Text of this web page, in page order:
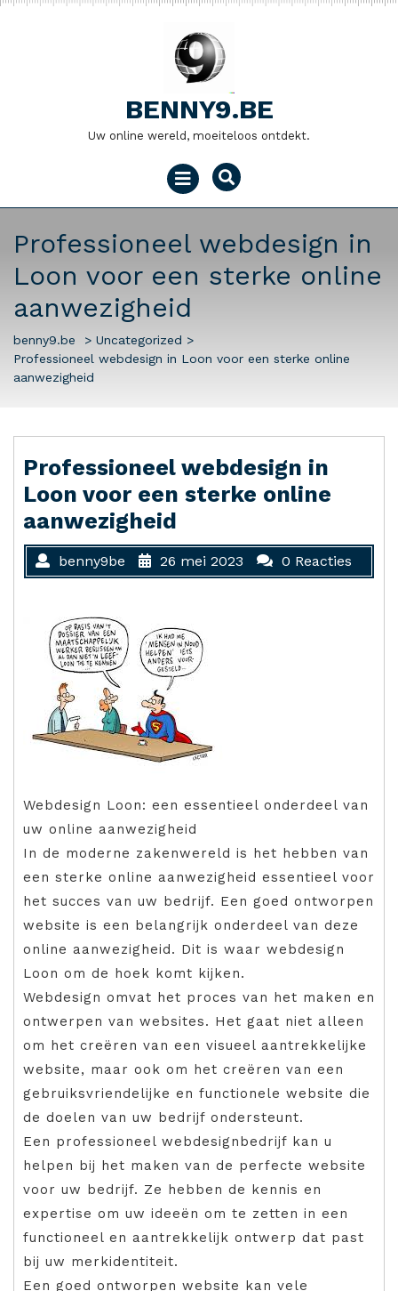
Naar
BENNY9.BE
Uw online wereld, moeiteloos ontdekt.
Menu
openen
Professioneel webdesign in
Loon voor een sterke online
aanwezigheid
benny9.be > Uncategorized >
Professioneel webdesign in Loon voor een sterke online
aanwezigheid
Professioneel webdesign in
Loon voor een sterke online
aanwezigheid
benny9be 26 mei 2023 0 Reacties
Webdesign Loon: een essentieel onderdeel van
uw online aanwezigheid
In de moderne zakenwereld is het hebben van
een sterke online aanwezigheid essentieel voor
het succes van uw bedrijf. Een goed ontworpen
website is een belangrijk onderdeel van deze
online aanwezigheid. Dit is waar webdesign
Loon om de hoek komt kijken.
Webdesign omvat het proces van het maken en
ontwerpen van websites. Het gaat niet alleen
om het creëren van een visueel aantrekkelijke
website, maar ook om het creëren van een
gebruiksvriendelijke en functionele website die
de doelen van uw bedrijf ondersteunt.
Een professioneel webdesignbedrijf kan u
helpen bij het maken van de perfecte website
voor uw bedrijf. Ze hebben de kennis en
expertise om uw ideeën om te zetten in een
functioneel en aantrekkelijk ontwerp dat past
bij uw merkidentiteit.
Een goed ontworpen website kan vele